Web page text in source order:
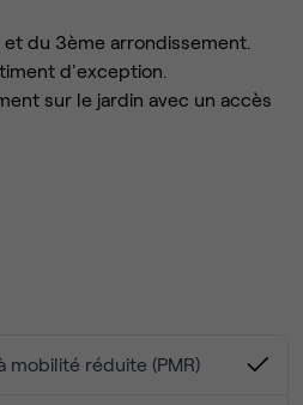
du 3ème arrondissement.
d'exception.
sur le jardin avec un accès
mobilité réduite (PMR)